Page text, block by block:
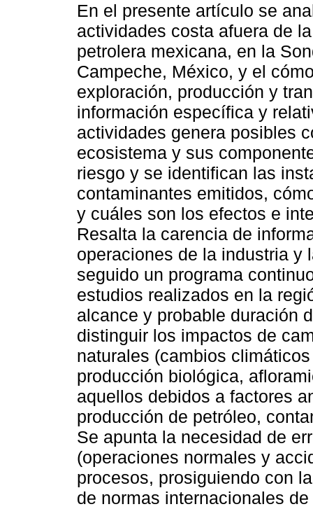
En el presente artículo se
actividades costa afuera de
petrolera mexicana, en la
Campeche, México, y el
exploración, producción y
información específica y
actividades genera posibles
ecosistema y sus
riesgo y se identifican las
contaminantes emitidos,
y cuáles son los efectos e
Resalta la carencia de
operaciones de la industria y
seguido un programa
estudios realizados en la
alcance y probable duración
distinguir los impactos de
naturales (cambios
producción biológica,
aquellos debidos a factores
producción de petróleo,
Se apunta la necesidad de
(operaciones normales y
procesos, prosiguiendo con
de normas internacionales